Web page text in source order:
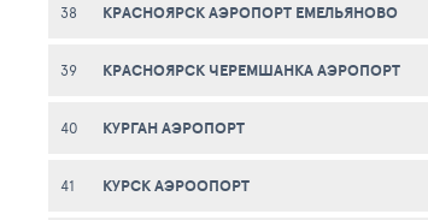
38 КРАСНОЯРСК АЭРОПОРТ ЕМЕЛЬЯНОВО
39 КРАСНОЯРСК ЧЕРЕМШАНКА АЭРОПОРТ
40 КУРГАН АЭРОПОРТ
41 КУРСК АЭРООПОРТ